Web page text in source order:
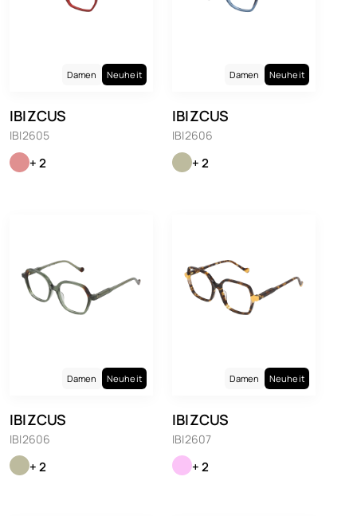
Damen Neuheit
IBIZCUS
IBI2605
+ 2
Damen Neuheit
IBIZCUS
IBI2606
+ 2
Damen Neuheit
IBIZCUS
IBI2606
+ 2
Damen Neuheit
IBIZCUS
IBI2607
+ 2